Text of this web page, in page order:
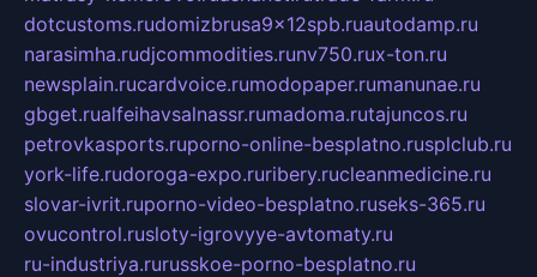
dotcustoms.rudomizbrusa9x12spb.ruautodamp.ru
narasimha.rudjcommodities.runv750.rux-ton.ru
newsplain.rucardvoice.rumodopaper.rumanunae.ru
gbget.rualfeihavsalnassr.rumadoma.rutajuncos.ru
petrovkasports.ruporno-online-besplatno.rusplclub.ru
york-life.rudoroga-expo.ruribery.rucleanmedicine.ru
slovar-ivrit.ruporno-video-besplatno.ruseks-365.ru
ovucontrol.rusloty-igrovyye-avtomaty.ru
ru-industriya.rurusskoe-porno-besplatno.ru